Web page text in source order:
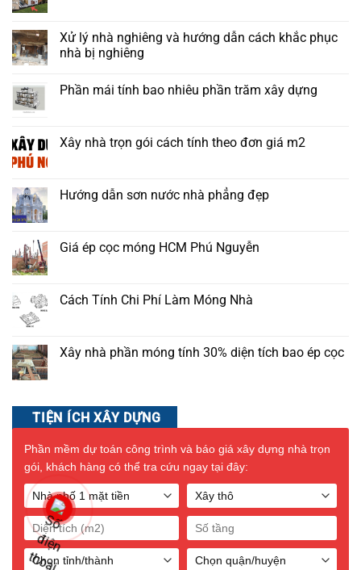
Xử lý nhà nghiêng và hướng dẫn cách khắc phục
nhà bị nghiêng
Phần mái tính bao nhiêu phần trăm xây dựng
Xây nhà trọn gói cách tính theo đơn giá m2
Hướng dẫn sơn nước nhà phẳng đẹp
Giá ép cọc móng HCM Phú Nguyễn
Cách Tính Chi Phí Làm Móng Nhà
Xây nhà phần móng tính 30% diện tích bao ép cọc
TIỆN ÍCH XÂY DỰNG
Phần mềm dự toán công trình và báo giá xây dựng nhà trọn
gói, khách hàng có thể tra cứu ngay tại đây: